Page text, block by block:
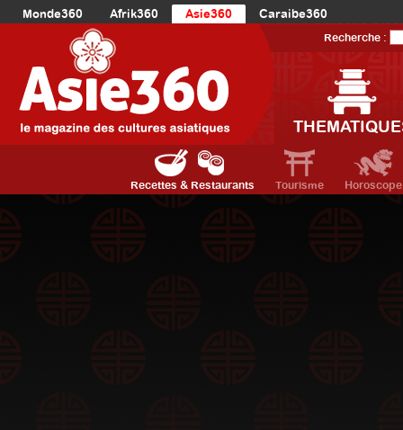
Monde360 Afrik360 Asie360
Caraibe360
Europe360
AmériqueDuNord360
Océanie360
Recherche :
Recettes & Restaurants Tourisme Horoscope